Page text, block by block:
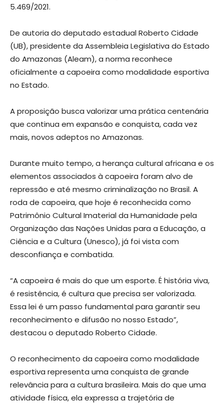
5.469/2021.
De autoria do deputado estadual Roberto Cidade
(UB), presidente da Assembleia Legislativa do Estado
do Amazonas (Aleam), a norma reconhece
oficialmente a capoeira como modalidade esportiva
no Estado.
A proposição busca valorizar uma prática centenária
que continua em expansão e conquista, cada vez
mais, novos adeptos no Amazonas.
Durante muito tempo, a herança cultural africana e os
elementos associados à capoeira foram alvo de
repressão e até mesmo criminalização no Brasil. A
roda de capoeira, que hoje é reconhecida como
Patrimônio Cultural Imaterial da Humanidade pela
Organização das Nações Unidas para a Educação, a
Ciência e a Cultura (Unesco), já foi vista com
desconfiança e combatida.
“A capoeira é mais do que um esporte. É história viva,
é resistência, é cultura que precisa ser valorizada.
Essa lei é um passo fundamental para garantir seu
reconhecimento e difusão no nosso Estado”,
destacou o deputado Roberto Cidade.
O reconhecimento da capoeira como modalidade
esportiva representa uma conquista de grande
relevância para a cultura brasileira. Mais do que uma
atividade física, ela expressa a trajetória de